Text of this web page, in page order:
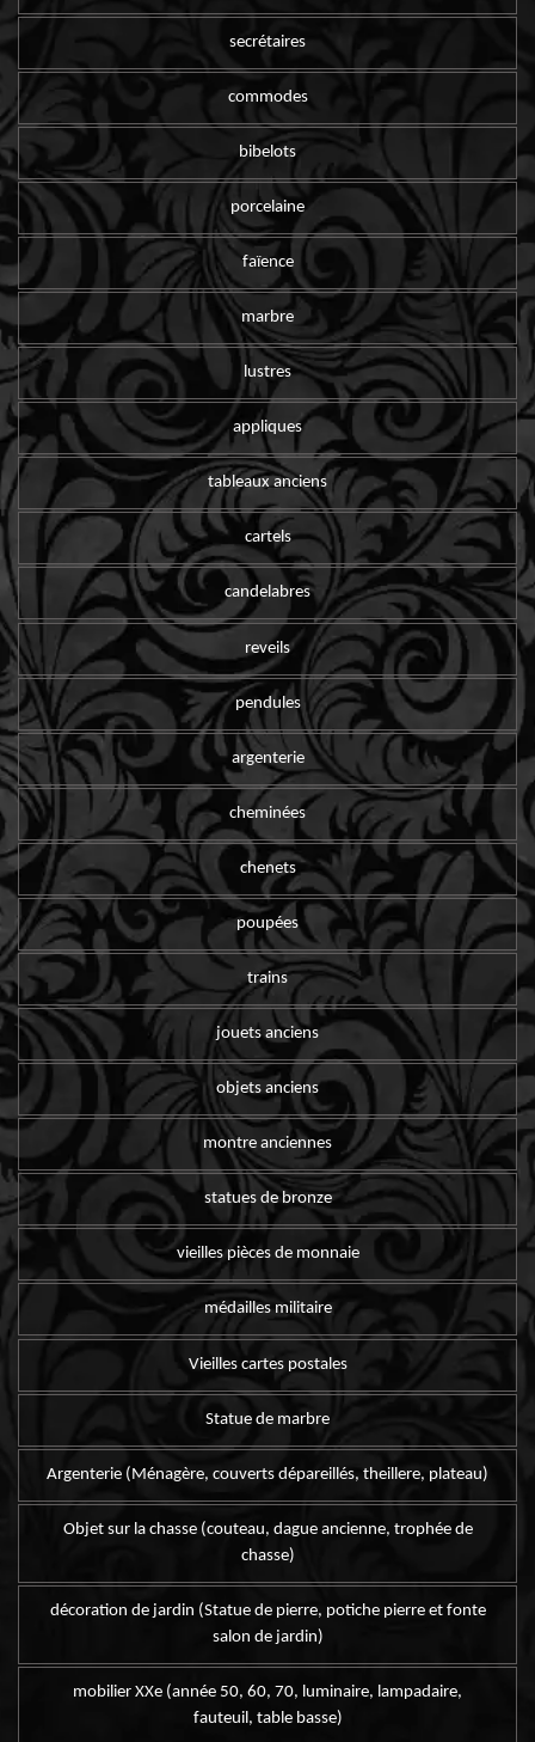
secrétaires
commodes
bibelots
porcelaine
faïence
marbre
lustres
appliques
tableaux anciens
cartels
candelabres
reveils
pendules
argenterie
cheminées
chenets
poupées
trains
jouets anciens
objets anciens
montre anciennes
statues de bronze
vieilles pièces de monnaie
médailles militaire
Vieilles cartes postales
Statue de marbre
Argenterie (Ménagère, couverts dépareillés, theillere, plateau)
Objet sur la chasse (couteau, dague ancienne, trophée de
chasse)
décoration de jardin (Statue de pierre, potiche pierre et fonte
salon de jardin)
mobilier XXe (année 50, 60, 70, luminaire, lampadaire,
fauteuil, table basse)